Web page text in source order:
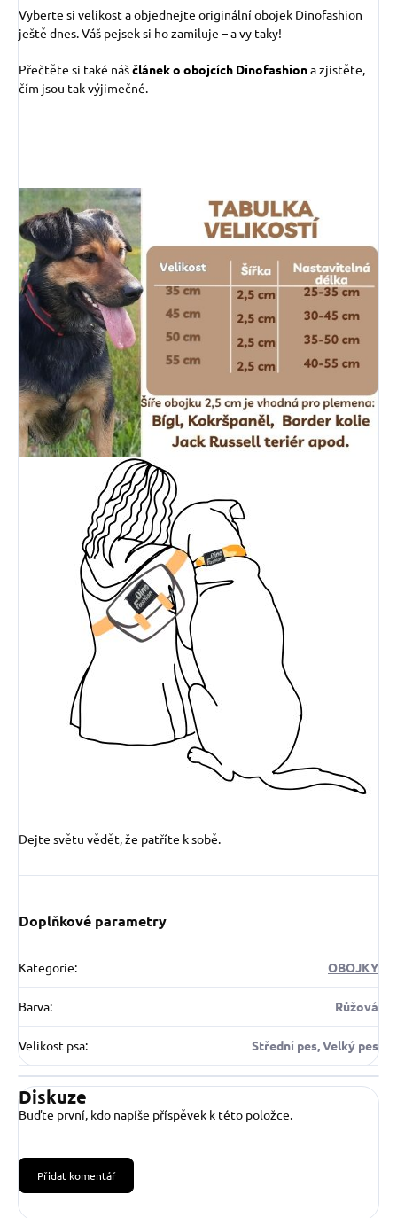
Vyberte si velikost a objednejte originální obojek Dinofashion
ještě dnes. Váš pejsek si ho zamiluje – a vy taky!
Přečtěte si také náščlánek o obojcích Dinofashiona zjistěte,
čím jsou tak výjimečné.
Dejte světu vědět, že patříte k sobě.
Doplňkové parametry
Kategorie: OBOJKY
Barva: Růžová
Velikost psa: Střední pes, Velký pes
Diskuze
Buďte první, kdo napíše příspěvek k této položce.
Přidat komentář